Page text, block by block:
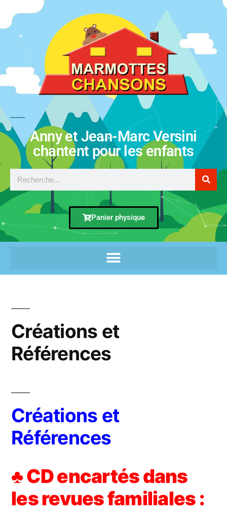
Anny et Jean-Marc Versini
chantent pour les enfants
Panier physique
Créations et
Références
Créations et
Références
♣ CD encartés dans
les revues familiales :